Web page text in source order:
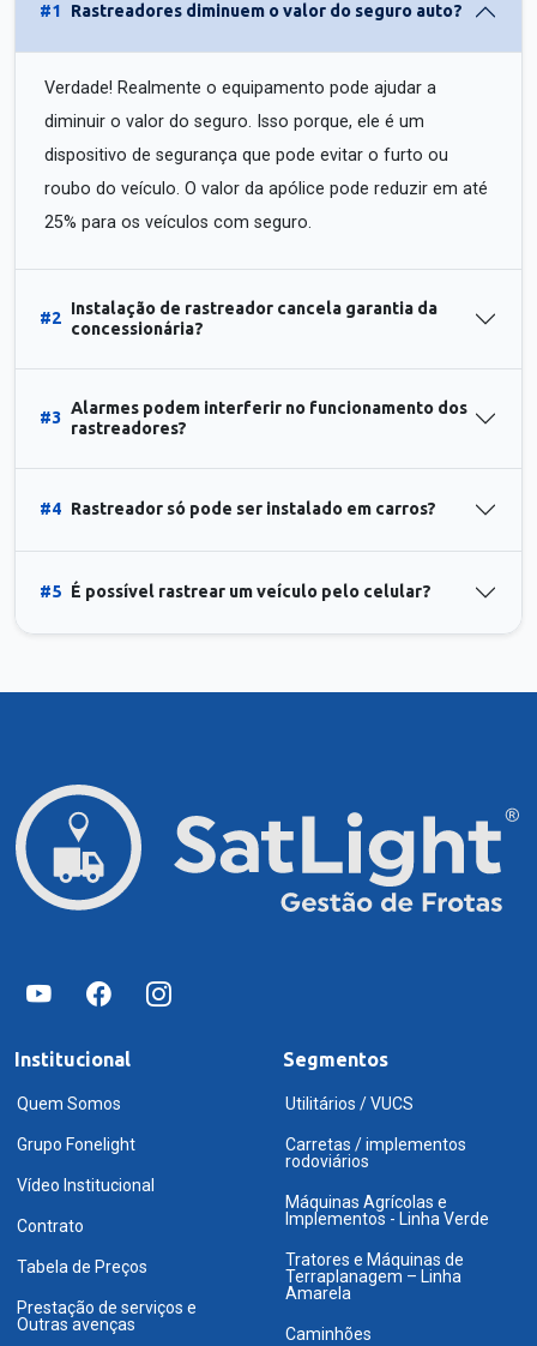
#1 Rastreadores diminuem o valor do seguro auto?
Verdade! Realmente o equipamento pode ajudar a
diminuir o valor do seguro. Isso porque, ele é um
dispositivo de segurança que pode evitar o furto ou
roubo do veículo. O valor da apólice pode reduzir em até
25% para os veículos com seguro.
#2
Instalação de rastreador cancela garantia da
concessionária?
#3
Alarmes podem interferir no funcionamento dos
rastreadores?
#4 Rastreador só pode ser instalado em carros?
#5 É possível rastrear um veículo pelo celular?
Institucional
Quem Somos
Grupo Fonelight
Vídeo Institucional
Contrato
Tabela de Preços
Prestação de serviços e
Outras avenças
Segmentos
Utilitários / VUCS
Carretas / implementos
rodoviários
Máquinas Agrícolas e
Implementos - Linha Verde
Tratores e Máquinas de
Terraplanagem – Linha
Amarela
Caminhões